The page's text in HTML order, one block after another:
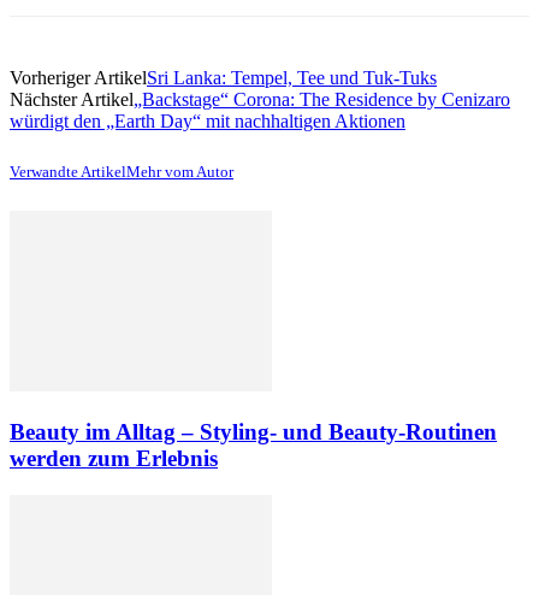
Vorheriger ArtikelSri Lanka: Tempel, Tee und Tuk-Tuks
Nächster Artikel„Backstage“ Corona: The Residence by Cenizaro
würdigt den „Earth Day“ mit nachhaltigen Aktionen
Verwandte ArtikelMehr vom Autor
Beauty im Alltag – Styling- und Beauty-Routinen
werden zum Erlebnis